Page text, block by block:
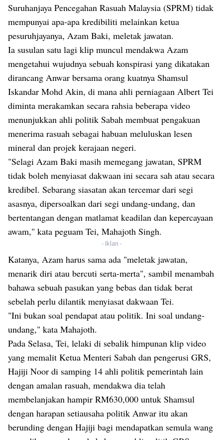
Suruhanjaya Pencegahan Rasuah Malaysia (SPRM) tidak
mempunyai apa-apa kredibiliti melainkan ketua
pesuruhjayanya, Azam Baki, meletak jawatan.
Ia susulan satu lagi klip muncul mendakwa Azam
mengetahui wujudnya sebuah konspirasi yang dikatakan
dirancang Anwar bersama orang kuatnya Shamsul
Iskandar Mohd Akin, di mana ahli perniagaan Albert Tei
diminta merakamkan secara rahsia beberapa video
menunjukkan ahli politik Sabah membuat pengakuan
menerima rasuah sebagai habuan meluluskan lesen
mineral dan projek kerajaan negeri.
"Selagi Azam Baki masih memegang jawatan, SPRM
tidak boleh menyiasat dakwaan ini secara sah atau secara
kredibel. Sebarang siasatan akan tercemar dari segi
asasnya, dipersoalkan dari segi undang-undang, dan
bertentangan dengan matlamat keadilan dan kepercayaan
awam," kata peguam Tei, Mahajoth Singh.
- Iklan -
Katanya, Azam harus sama ada "meletak jawatan,
menarik diri atau bercuti serta-merta", sambil menambah
bahawa sebuah pasukan yang bebas dan tidak berat
sebelah perlu dilantik menyiasat dakwaan Tei.
"Ini bukan soal pendapat atau politik. Ini soal undang-
undang," kata Mahajoth.
Pada Selasa, Tei, lelaki di sebalik himpunan klip video
yang memalit Ketua Menteri Sabah dan pengerusi GRS,
Hajiji Noor di samping 14 ahli politik pemerintah lain
dengan amalan rasuah, mendakwa dia telah
membelanjakan hampir RM630,000 untuk Shamsul
dengan harapan setiausaha politik Anwar itu akan
berunding dengan Hajiji bagi mendapatkan semula wang